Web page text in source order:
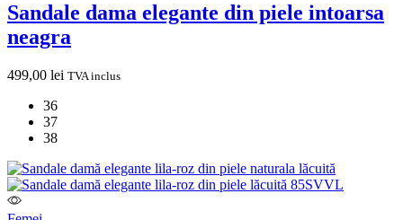
Sandale dama elegante din piele intoarsa
neagra
499,00 lei TVA inclus
36
37
38